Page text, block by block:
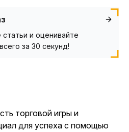
и оценивайте
за 30 секунд!
торговой игры и
для успеха с помощью